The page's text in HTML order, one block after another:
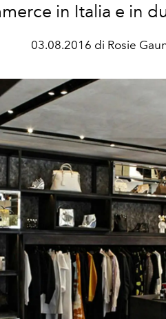
in Italia e in
03.08.2016 di Rosie